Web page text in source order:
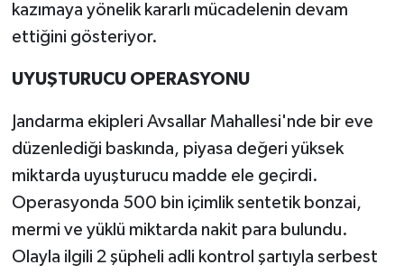
kazımaya yönelik kararlı mücadelenin devam
ettiğini gösteriyor.
UYUŞTURUCU OPERASYONU
Jandarma ekipleri Avsallar Mahallesi'nde bir eve
düzenlediği baskında, piyasa değeri yüksek
miktarda uyuşturucu madde ele geçirdi.
Operasyonda 500 bin içimlik sentetik bonzai,
mermi ve yüklü miktarda nakit para bulundu.
Olayla ilgili 2 şüpheli adli kontrol şartıyla serbest